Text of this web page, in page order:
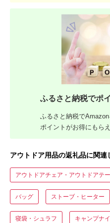
ふるさと納税でポ
ふるさと納税で
ポイントがお得にもら
アウトドア用品の返礼品に関連
アウトドアチェア・アウトドアテ
バッグ ストーブ・ヒーター
寝袋・シュラフ キャンプナ